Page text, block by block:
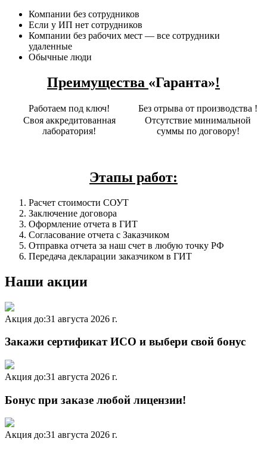
Компании без сотрудников
Если у ИП нет сотрудников
Компании без рабочих мест — все сотрудники
удаленные
Обычные люди
Преимущества «Гаранта»!
Работаем под ключ!
Без отрыва от производства !
Своя аккредитованная
лаборатория!
Отсутствие минимальной
суммы по договору!
Этапы работ:
Расчет стоимости СОУТ
Заключение договора
Оформление отчета в ГИТ
Согласование отчета с Заказчиком
Отправка отчета за наш счет в любую точку РФ
Передача декларации заказчиком в ГИТ
Наши акции
Акция до:31 августа 2026 г.
Закажи сертификат ИСО и выбери свой бонус
Акция до:31 августа 2026 г.
Бонус при заказе любой лицензии!
Акция до:31 августа 2026 г.